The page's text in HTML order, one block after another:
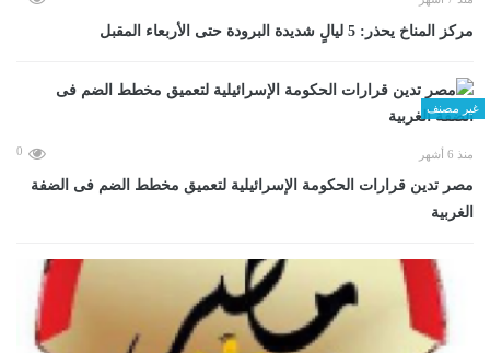
مركز المناخ يحذر: 5 ليالٍ شديدة البرودة حتى الأربعاء المقبل
غير مصنف
منذ 6 أشهر 0
مصر تدين قرارات الحكومة الإسرائيلية لتعميق مخطط الضم فى الضفة
الغربية